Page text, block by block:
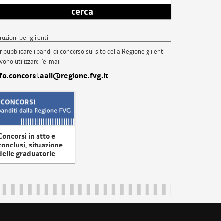
cerca
per gli enti
pubblicare i bandi di concorso sul sito della Regione gli enti
utilizzare l'e-mail
in atto e
situazione
graduatorie